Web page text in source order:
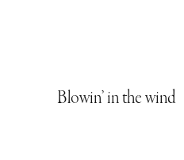
Blowin’ in the wind